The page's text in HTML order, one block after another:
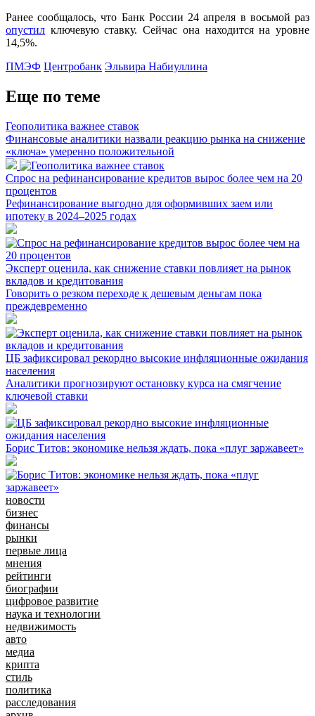
Ранее сообщалось, что Банк России 24 апреля в восьмой раз
опустил ключевую ставку. Сейчас она находится на уровне
14,5%.
ПМЭФ Центробанк Эльвира Набиуллина
Еще по теме
Геополитика важнее ставок
Финансовые аналитики назвали реакцию рынка на снижение
«ключа» умеренно положительной
Спрос на рефинансирование кредитов вырос более чем на 20
процентов
Рефинансирование выгодно для оформивших заем или
ипотеку в 2024–2025 годах
Эксперт оценила, как снижение ставки повлияет на рынок
вкладов и кредитования
Говорить о резком переходе к дешевым деньгам пока
преждевременно
ЦБ зафиксировал рекордно высокие инфляционные ожидания
населения
Аналитики прогнозируют остановку курса на смягчение
ключевой ставки
Борис Титов: экономике нельзя ждать, пока «плуг заржавеет»
новости
бизнес
финансы
рынки
первые лица
мнения
рейтинги
биографии
цифровое развитие
наука и технологии
недвижимость
авто
медиа
крипта
стиль
политика
расследования